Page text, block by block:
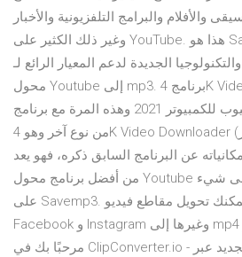
والأفلام والبرامج التلفزيونية والأخبار
وغير ذلك الكثير على YouTube. هذا هو Savemp3 ، وهو التصميم
الجديدة لدعم المعيار الرائع لـ
محول Youtube إلى mp3. برنامج 4K Video Downloader. ما زلنا
مع طرق تحميل من اليوتيوب للكمبيوتر 2021 وهذه المرة مع برنامج
من نوع آخر وهو 4K Video Downloader (فور كي فيديو داونلودر)
عن البرنامج السابق ذكره، فهو يعد
من أفضل برنامج محول Youtube المفضل لديك لا يحتوي على شيء
على Savemp3. هنا يمكنك تحويل مقاطع فيديو Youtube و
Facebook و Instagram وغيرها إلى mp4 و mp3 عبر الإنترنت.
مرحبًا بك في ClipConverter.io - محول القصاصات الجديد عبر